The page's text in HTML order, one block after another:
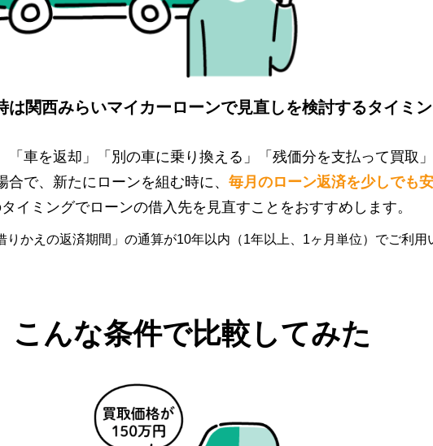
は関西みらいマイカーローンで見直しを検討するタイミ
「車を返却」「別の車に乗り換える」「残価分を支払って買取
合で、新たにローンを組む時に、 毎月のローン返済を少しでも
イミングでローンの借入先を見直すことをおすすめします。
りかえの返済期間」の通算が10年以内（1年以上、1ヶ月単位）でご利用
こんな条件で比較してみた